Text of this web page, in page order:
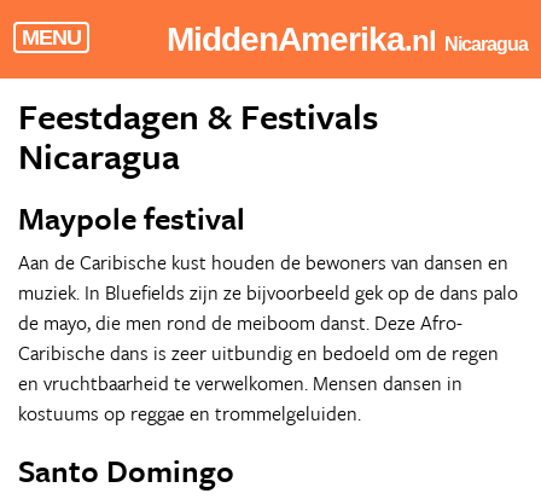
MENU MiddenAmerika.nl Nicaragua
Feestdagen & Festivals
Nicaragua
Maypole festival
Aan de Caribische kust houden de bewoners van dansen en
muziek. In Bluefields zijn ze bijvoorbeeld gek op de dans palo
de mayo, die men rond de meiboom danst. Deze Afro-
Caribische dans is zeer uitbundig en bedoeld om de regen
en vruchtbaarheid te verwelkomen. Mensen dansen in
kostuums op reggae en trommelgeluiden.
Santo Domingo